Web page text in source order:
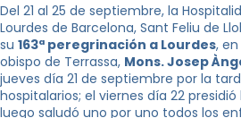
Del 21 al 25 de septiembre, la
Lourdes de Barcelona, ​​Sant Feliu de
su 163ª peregrinación a Lourdes,
obispo de Terrassa, Mons. Josep
jueves día 21 de septiembre por la
hospitalarios; el viernes día 22
luego saludó uno por uno todos los